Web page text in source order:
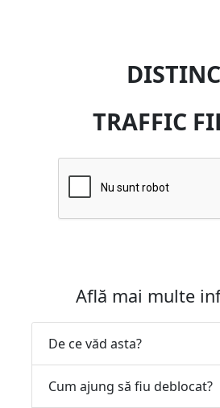
TRAFFIC
Află mai multe
De ce văd asta?
Cum ajung să fiu deblocat?